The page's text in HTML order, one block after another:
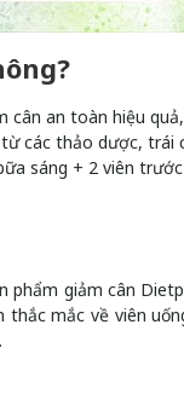
cân an toàn hiệu
các thảo dược,
sáng + 2 viên
phẩm giảm cân
thắc mắc về viên